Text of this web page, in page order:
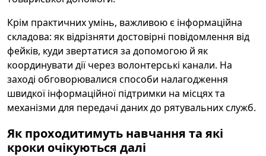
Крім практичних умінь, важливою є інформаційна
складова: як відрізняти достовірні повідомлення від
фейків, куди звертатися за допомогою й як
координувати дії через волонтерські канали. На
заході обговорювалися способи налагодження
швидкої інформаційної підтримки на місцях та
механізми для передачі даних до рятувальних служб.
Як проходитимуть навчання та які
кроки очікуються далі